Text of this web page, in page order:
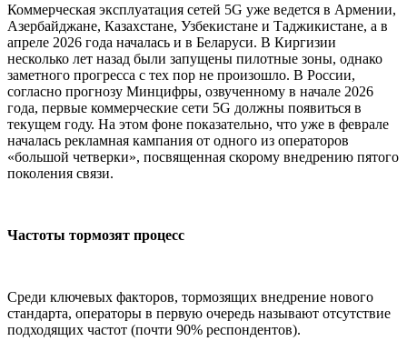
Коммерческая эксплуатация сетей 5G уже ведется в Армении,
Азербайджане, Казахстане, Узбекистане и Таджикистане, а в
апреле 2026 года началась и в Беларуси. В Киргизии
несколько лет назад были запущены пилотные зоны, однако
заметного прогресса с тех пор не произошло. В России,
согласно прогнозу Минцифры, озвученному в начале 2026
года, первые коммерческие сети 5G должны появиться в
текущем году. На этом фоне показательно, что уже в феврале
началась рекламная кампания от одного из операторов
«большой четверки», посвященная скорому внедрению пятого
поколения связи.
Частоты тормозят процесс
Среди ключевых факторов, тормозящих внедрение нового
стандарта, операторы в первую очередь называют отсутствие
подходящих частот (почти 90% респондентов).